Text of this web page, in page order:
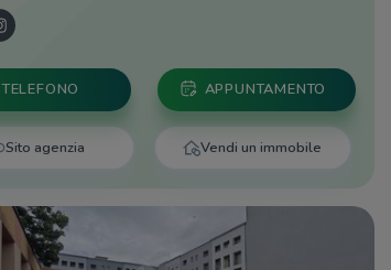
TELEFONO APPUNTAMENTO
Sito agenzia Vendi un immobile